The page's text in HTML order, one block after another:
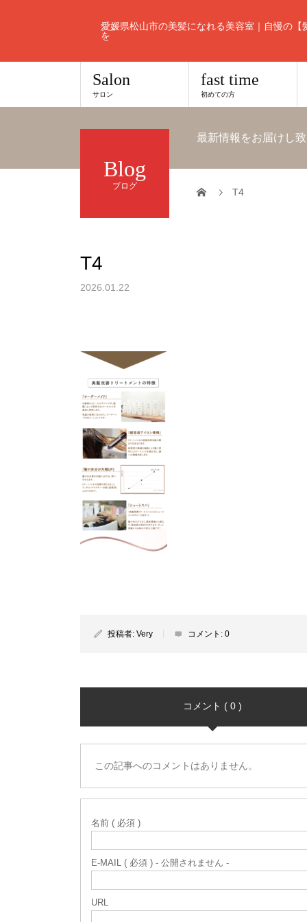
愛媛県松山市の美髪になれる美容室｜自慢の
を
Salon
サロン
fast time
初めての方
Blog
ブログ
最新情報をお届けし
T4
T4
2026.01.22
投稿者: Very コメント: 0
コメント ( 0 )
この記事へのコメントはありません。
名前 ( 必須 )
E-MAIL ( 必須 ) - 公開されません -
URL